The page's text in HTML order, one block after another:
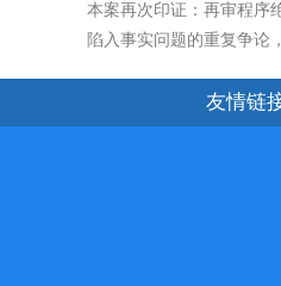
本案再次印证：再审程序
陷入事实问题的重复争论
友情链